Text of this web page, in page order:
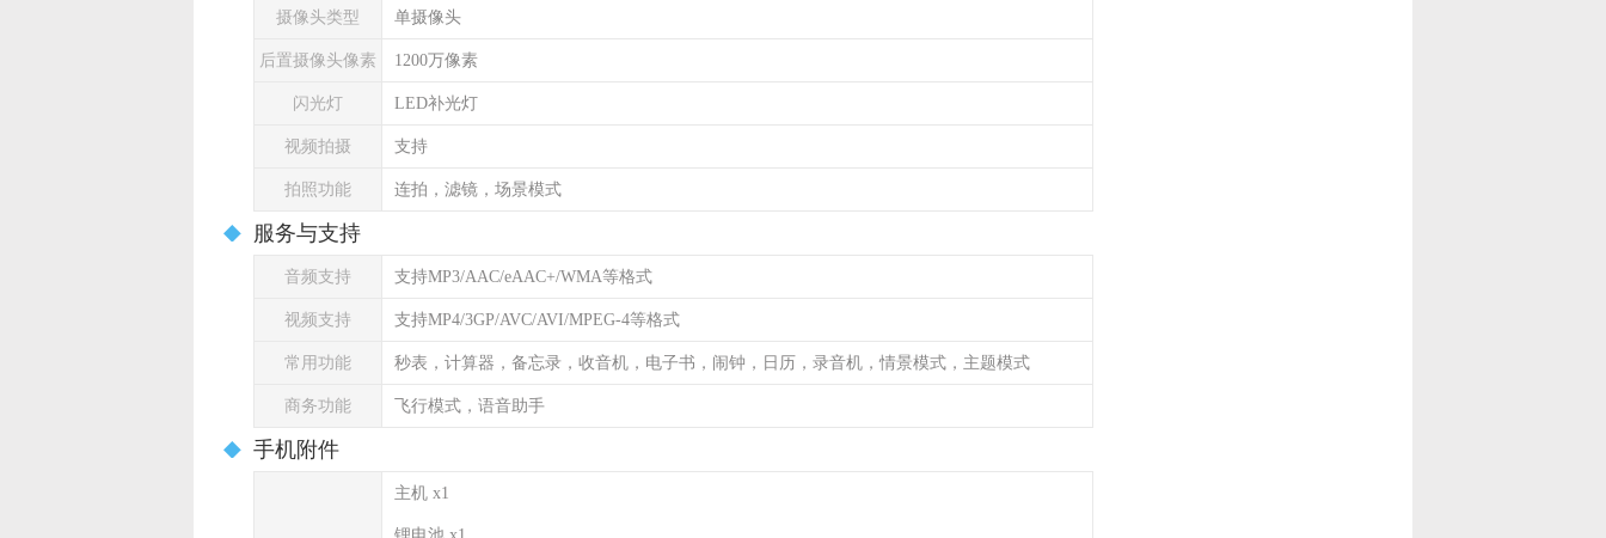
摄像头类型 单摄像头
后置摄像头像素 1200万像素
闪光灯 LED补光灯
视频拍摄 支持
拍照功能 连拍，滤镜，场景模式
服务与支持
音频支持 支持MP3/AAC/eAAC+/WMA等格式
视频支持 支持MP4/3GP/AVC/AVI/MPEG-4等格式
常用功能 秒表，计算器，备忘录，收音机，电子书，闹钟，日历，录音机，情景模式，主题模式
商务功能 飞行模式，语音助手
手机附件
主机 x1